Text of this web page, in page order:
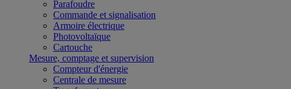
Parafoudre
Commande et signalisation
Armoire électrique
Photovoltaïque
Cartouche
Mesure, comptage et supervision
Compteur d'énergie
Centrale de mesure